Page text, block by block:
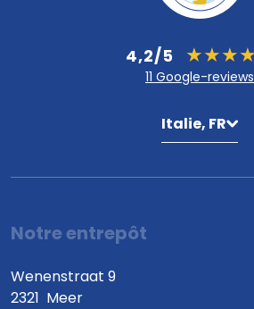
4,2/5
11 Google-reviews
Italie, FR
Notre entrepôt
Wenenstraat 9
2321 Meer